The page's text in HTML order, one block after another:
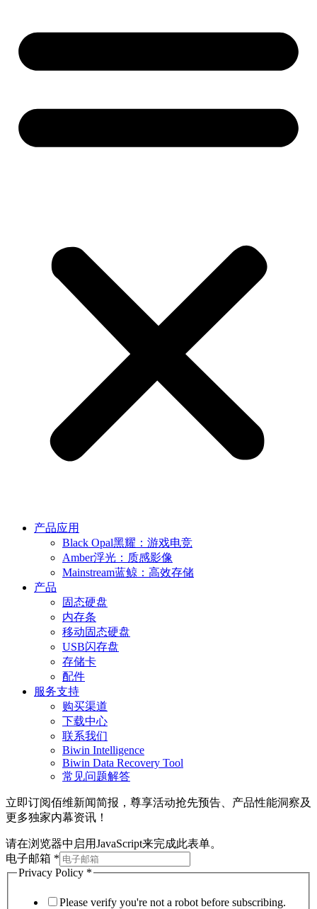
产品应用
Black Opal黑耀：游戏电竞
Amber浮光：质感影像
Mainstream蓝鲸：高效存储
产品
固态硬盘
内存条
移动固态硬盘
USB闪存盘
存储卡
配件
服务支持
购买渠道
下载中心
联系我们
Biwin Intelligence
Biwin Data Recovery Tool
常见问题解答
立即订阅佰维新闻简报，尊享活动抢先预告、产品性能洞察及
更多独家内幕资讯！
请在浏览器中启用JavaScript来完成此表单。
电子邮箱 *
Privacy Policy *
Please verify you're not a robot before subscribing.